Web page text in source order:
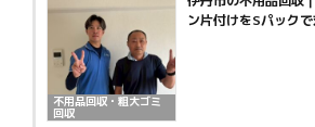
不用品回収・粗大ゴミ
回収
ン片付けをSパック